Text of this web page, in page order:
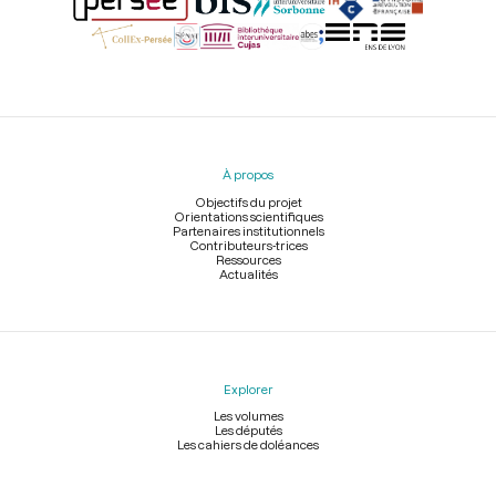
Menu
À propos
Objectifs du projet
Orientations scientifiques
Partenaires institutionnels
Contributeurs-trices
Ressources
Actualités
Explorer
Les volumes
Les députés
Les cahiers de doléances